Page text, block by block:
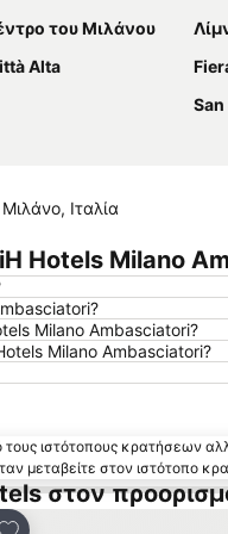
του Μιλάνου
Alta
Ιταλία
Hotels Milano
Milano Ambasciatori?
Milano Ambasciatori?
ιστότοπους κρατήσεων
μεταβείτε στον ιστότοπο
στον
στα αγαπημένα